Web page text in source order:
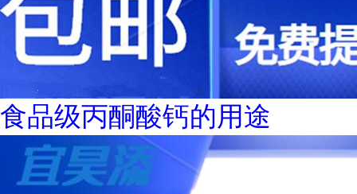
食品级丙酮酸钙的用途